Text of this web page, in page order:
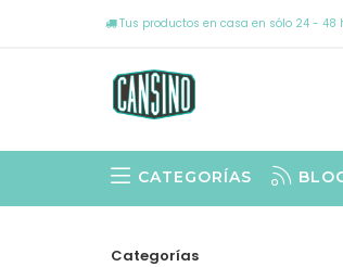
Tus productos en casa en sólo 24 - 48
CATEGORÍAS
Categorías